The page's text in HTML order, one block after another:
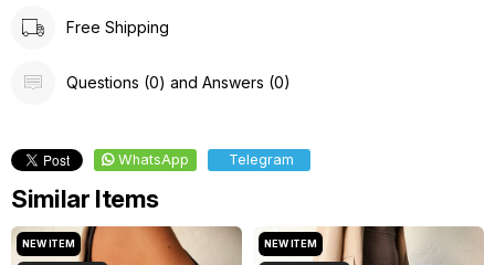
Free Shipping
Questions (0) and Answers (0)
WhatsApp Telegram
Similar Items
NEW ITEM NEW ITEM